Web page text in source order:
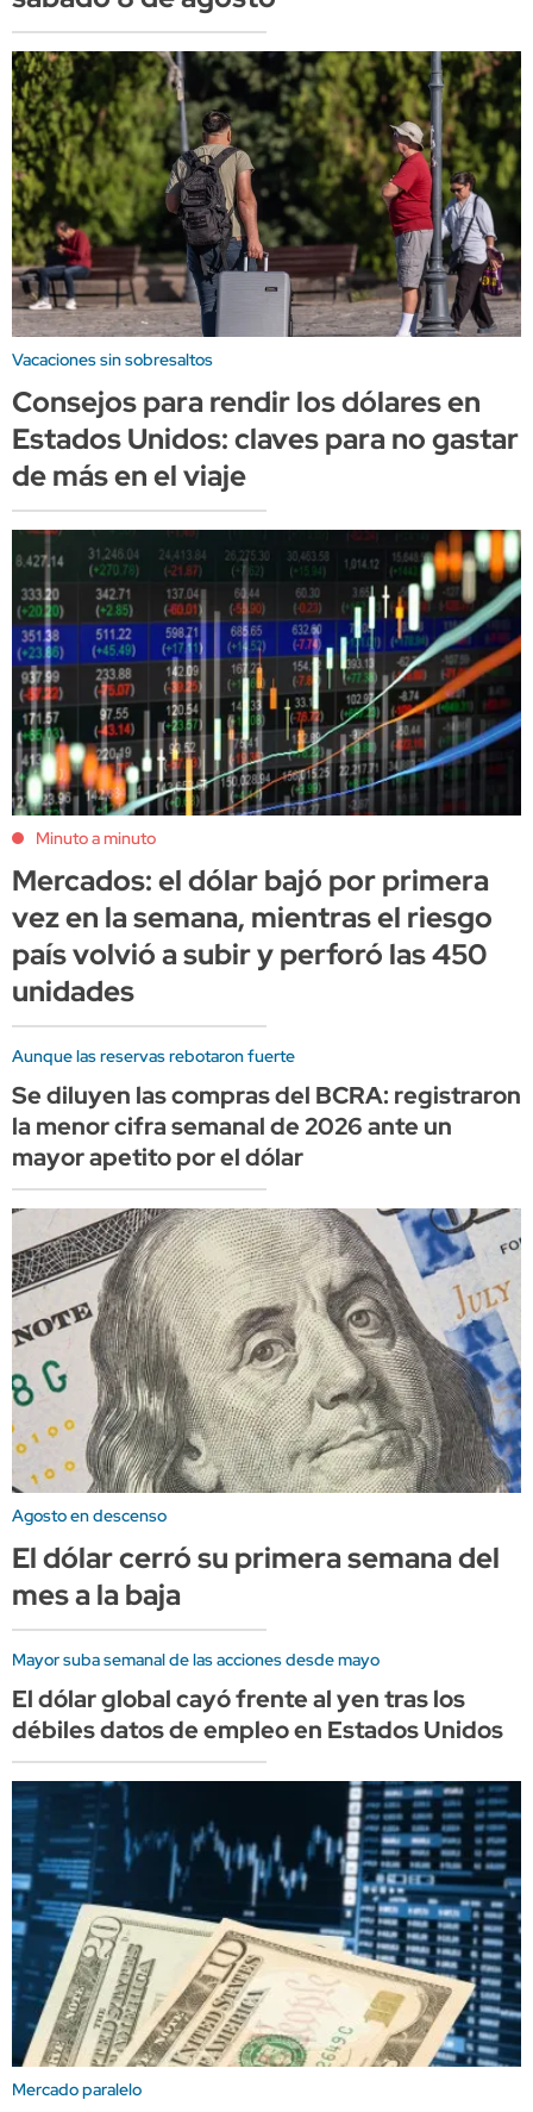
Vacaciones sin sobresaltos
Consejos para rendir los dólares en
Estados Unidos: claves para no gastar
de más en el viaje
Minuto a minuto
Mercados: el dólar bajó por primera
vez en la semana, mientras el riesgo
país volvió a subir y perforó las 450
unidades
Aunque las reservas rebotaron fuerte
Se diluyen las compras del BCRA: registraron
la menor cifra semanal de 2026 ante un
mayor apetito por el dólar
Agosto en descenso
El dólar cerró su primera semana del
mes a la baja
Mayor suba semanal de las acciones desde mayo
El dólar global cayó frente al yen tras los
débiles datos de empleo en Estados Unidos
Mercado paralelo